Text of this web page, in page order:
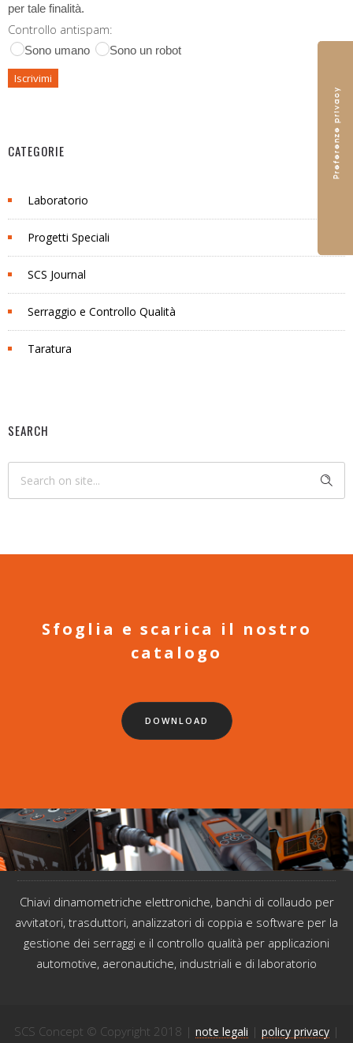
per tale finalità.
Controllo antispam:
Sono umano Sono un robot
CATEGORIE
Laboratorio
Progetti Speciali
SCS Journal
Serraggio e Controllo Qualità
Taratura
SEARCH
Sfoglia e scarica il nostro
catalogo
DOWNLOAD
Chiavi dinamometriche elettroniche, banchi di collaudo per
avvitatori, trasduttori, analizzatori di coppia e software per la
gestione dei serraggi e il controllo qualità per applicazioni
automotive, aeronautiche, industriali e di laboratorio
SCS Concept © Copyright 2018 | note legali | policy privacy|